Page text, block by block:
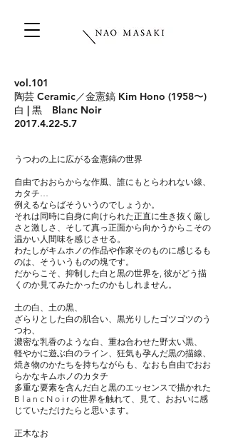
vol.101
陶芸 Ceramic／金憲鎬 Kim Hono (1958〜)
白 | 黒 Blanc Noir
2017.4.22-5.7
うつわの上に広がる金憲鎬の世界
自由でおおらからな作風、誰にもとらわれない線、
カタチ…
例えるならばそういうのでしょうか。
それは同時に自身に向けられた正直に生き抜く厳し
さと激しさ、 そして真っ正面から向かうからこその
温かい人間味を感じさせる。
わたしがキムホノの作品や作家そのものに感じるも
のは、そういうものの塊です。
だからこそ、抑制した白と黒の世界を, 彼がどう描
くのか見てみたかったのかもしれません。
土の白、土の黒、
ざらりとした白の肌合い、黒光りしたゴツゴツのう
つわ、
濃密な乳香のような白、重ね合わせた野太い黒、
軽やかに遊ぶ白のライン、狂気も孕んだ黒の描線、
焼き物のかたちを持ちながらも、なおも自由でおお
らかなキムホノのカタチ
多重な要素を含んだ白と黒のエッセンスで描かれた
B l a n c N o i r の世界を触れて、見て、おおいに感
じていただけたらと思います。
正木なお